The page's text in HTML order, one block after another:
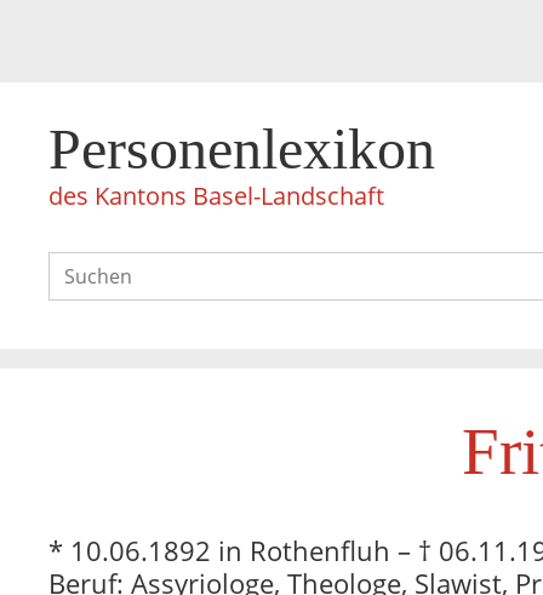
Personenlexikon
des Kantons Basel-Landschaft
* 10.06.1892 in Rothenfluh – †
Beruf: Assyriologe, Theologe, Slawist,